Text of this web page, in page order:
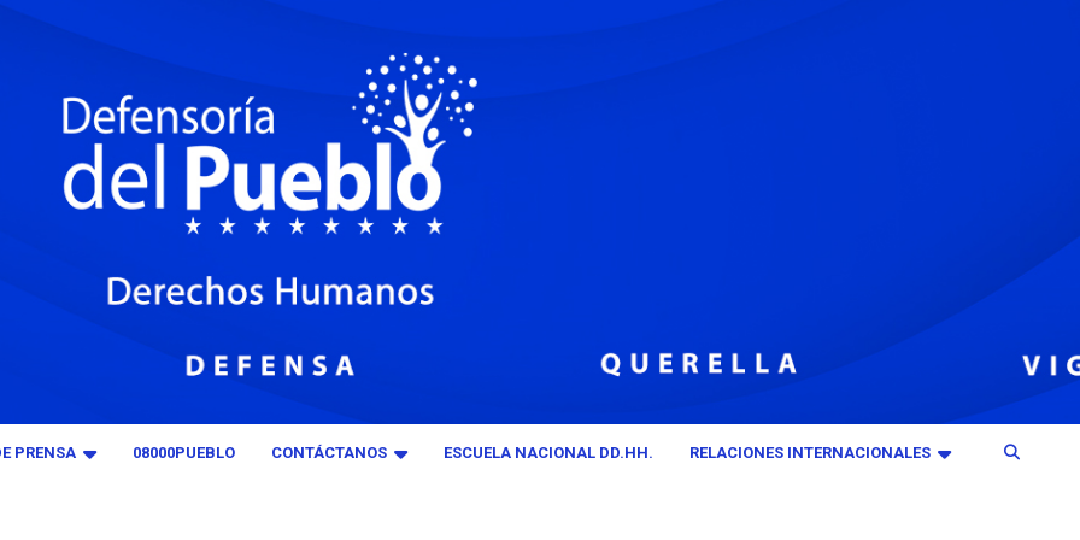
PRENSA 08000PUEBLO CONTÁCTANOS ESCUELA NACIONAL DD.HH. RELACIONES INTERNACIONALES